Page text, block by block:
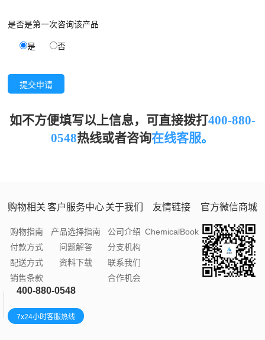
是否是第一次咨询该产品
是 否
提交申请
如不方便填写以上信息，可直接拨打400-880-
0548热线或者咨询在线客服。
购物相关
购物指南
付款方式
配送方式
销售条款
客户服务中心
产品选择指南
问题解答
资料下载
关于我们
公司介绍
分支机构
联系我们
合作机会
友情链接
ChemicalBook
官方微信商城
400-880-0548
7x24小时客服热线